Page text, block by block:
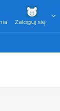
Zaloguj się